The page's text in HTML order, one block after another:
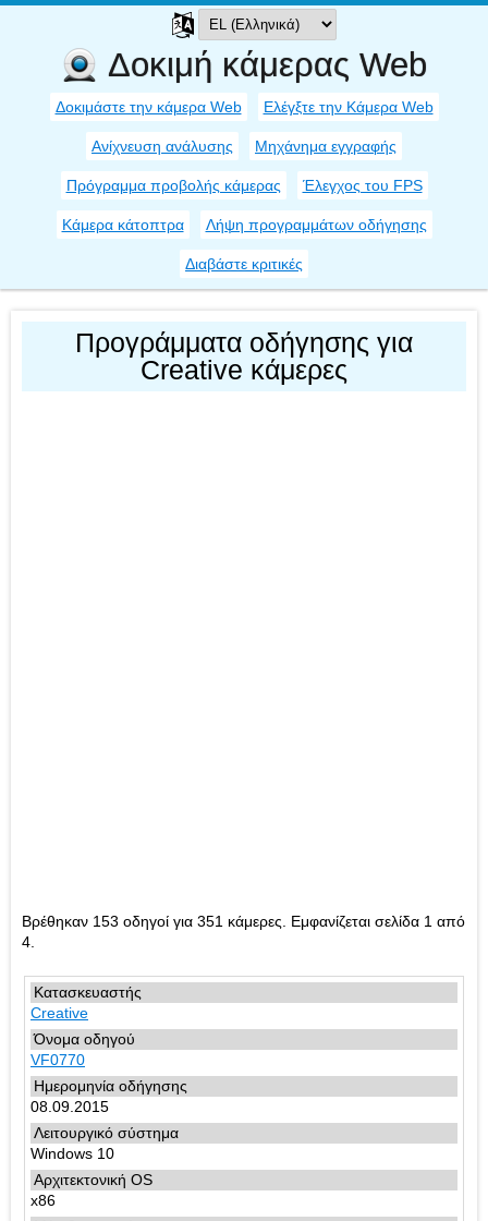
Δοκιμή κάμερας Web
Δοκιμάστε την κάμερα Web Ελέγξτε την Κάμερα Web
Ανίχνευση ανάλυσης Μηχάνημα εγγραφής
Πρόγραμμα προβολής κάμερας Έλεγχος του FPS
Κάμερα κάτοπτρα Λήψη προγραμμάτων οδήγησης
Διαβάστε κριτικές
Προγράμματα οδήγησης για
Creative κάμερες
Βρέθηκαν 153 οδηγοί για 351 κάμερες. Εμφανίζεται σελίδα 1 από
4.
Creative
VF0770
08.09.2015
Windows 10
x86